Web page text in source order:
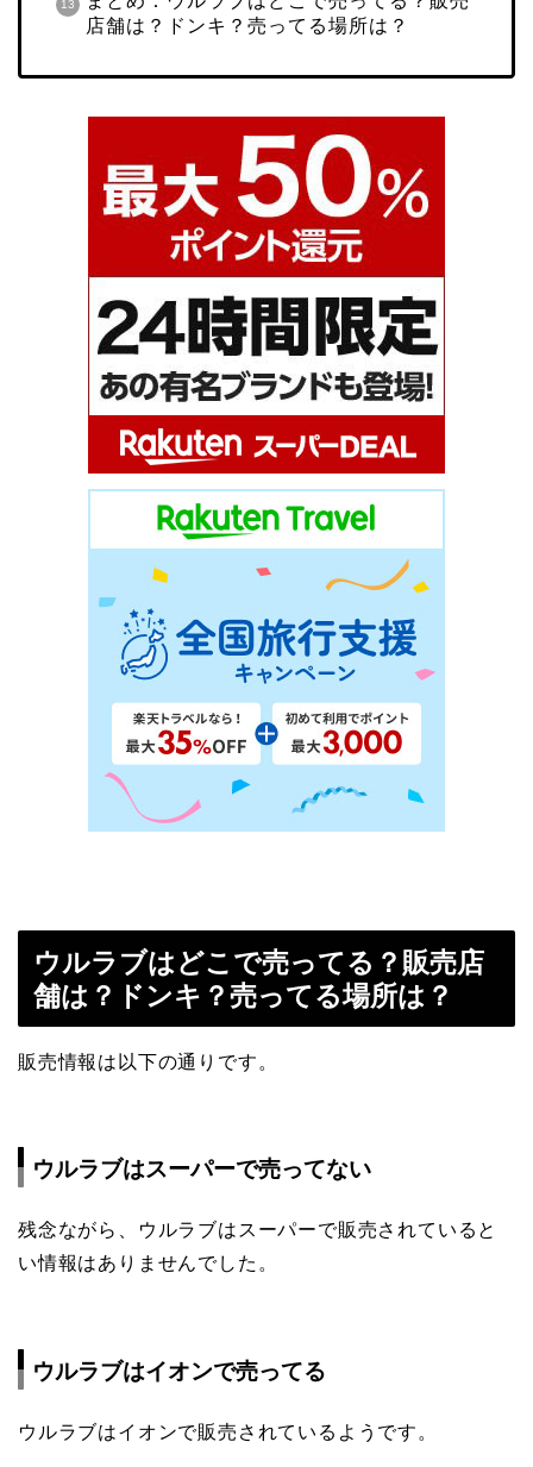
店舗は？ドンキ？売ってる場所は？
ウルラブはどこで売ってる？販売店
舗は？ドンキ？売ってる場所は？
販売情報は以下の通りです。
ウルラブはスーパーで売ってない
残念ながら、ウルラブはスーパーで販売されていると
い情報はありませんでした。
ウルラブはイオンで売ってる
ウルラブはイオンで販売されているようです。